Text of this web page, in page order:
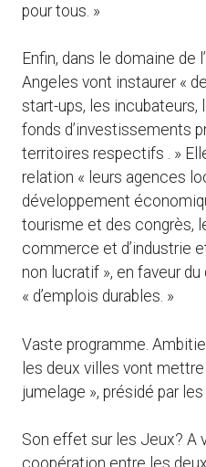
pour tous. »
Enfin, dans le domaine de
Angeles vont instaurer «
start-ups, les
fonds d’investissements
territoires respectifs . »
relation « leurs agences
développement
tourisme et des congrès,
commerce et d’industrie
non lucratif », en faveur
« d’emplois durables. »
Vaste programme.
les deux villes vont
jumelage », présidé par
Son effet sur les Jeux? A
coopération entre les